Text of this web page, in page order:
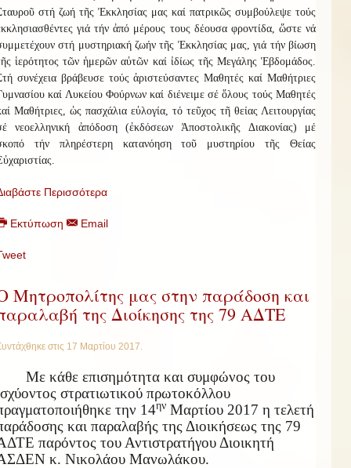
στή ζωή τῆς Ἐκκλησίας μας καί πατρικῶς συμβούλεψε τούς
γιά τήν ἀπό μέρους τους δέουσα φροντίδα, ὥστε νά
στή μυστηριακή ζωήν τῆς Ἐκκλησίας μας, γιά τήν βίωση
ἱερότητος τῶν ἡμερῶν αὐτῶν καί ἰδίως τῆς Μεγάλης Ἑβδομάδος.
συνέχεια βράβευσε τούς ἀριστεύσαντες Μαθητές καί Μαθήτριες
καί Λυκείου Φούρνων καί διένειμε σέ ὅλους τούς Μαθητές
Μαθήτριες, ὡς πασχάλια εὐλογία, τό τεῦχος τῆ θείας Λειτουργίας
νεοελληνική ἀπόδοση (ἐκδόσεων Ἀποστολικῆς Διακονίας) μέ
τήν πληρέστερη κατανόηση τοῦ μυστηρίου τῆς Θείας
Περισσότερα
Εκτύπωση Email
Μητροπολίτης μας στην παράδοση και
της Διοίκησης της 79 ΑΔΤΕ
στις 17 Μαρτίου 2017.
Με κάθε επισημότητα και συμφώνος του
στρατιωτικού πρωτοκόλλου
την 14ην Μαρτίου 2017 η τελετή
και παραλαβής της Διοικήσεως της 79
παρόντος του Αντιστρατήγου Διοικητή
κ. Νικολάου Μανωλάκου.